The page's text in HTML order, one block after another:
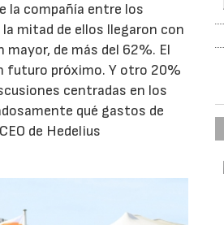
la compañía entre los
mitad de ellos llegaron con
de más del 62%. El
futuro próximo. Y otro 20%
centradas en los
qué gastos de
de Hedelius
30/07/2026